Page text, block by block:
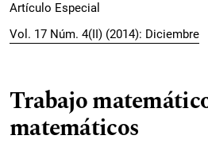
Artículo Especial
Vol. 17 Núm. 4(II) (2014): Diciembre
Trabajo
matemáticos